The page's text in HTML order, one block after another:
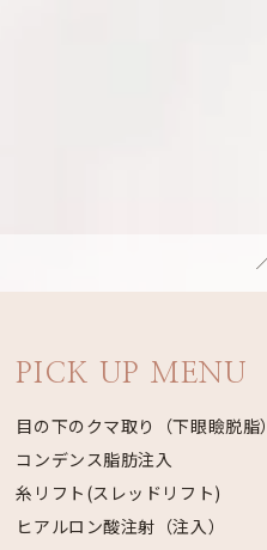
PICK UP MENU
目の下のクマ取り（下眼瞼脱脂）
コンデンス脂肪注入
糸リフト(スレッドリフト)
ヒアルロン酸注射（注入）